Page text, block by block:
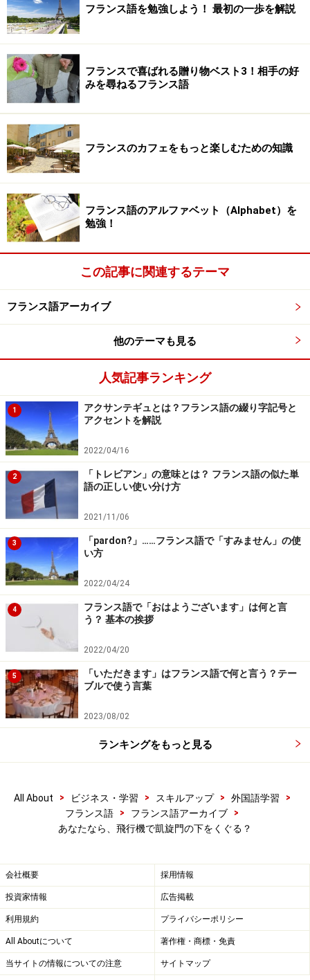
フランス語を勉強しよう！ 最初の一歩を解説
フランスで喜ばれる贈り物ベスト3！相手の好
みを尋ねるフランス語
フランスのカフェをもっと楽しむための知識
フランス語のアルファベット（Alphabet）を
勉強！
この記事に関連するテーマ
フランス語アーカイブ
他のテーマも見る
人気記事ランキング
1
アクサンテギュとは？フランス語の綴り字記号と
アクセントを解説
2022/04/16
2
「トレビアン」の意味とは？ フランス語の似た単
語の正しい使い分け方
2021/11/06
3
「pardon?」……フランス語で「すみません」の使
い方
2022/04/24
4
フランス語で「おはようございます」は何と言
う？ 基本の挨拶
2022/04/20
5
「いただきます」はフランス語で何と言う？テー
ブルで使う言葉
2023/08/02
ランキングをもっと見る
All About > ビジネス・学習 > スキルアップ > 外国語学習
>
フランス語
> フランス語アーカイブ
>
あなたなら、飛行機で凱旋門の下をくぐる？
会社概要 採用情報
投資家情報 広告掲載
利用規約 プライバシーポリシー
All Aboutについて 著作権・商標・免責
当サイトの情報についての注意 サイトマップ